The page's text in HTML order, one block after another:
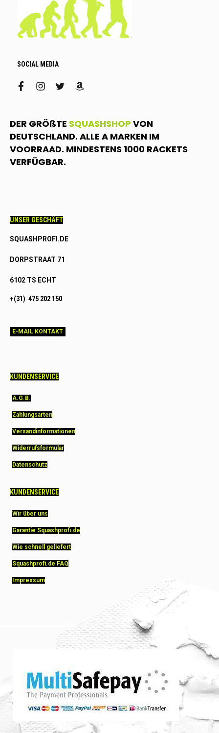
SOCIAL MEDIA
facebookinstagram
twitteramazon
DER GRÖßTE SQUASHSHOP VON
DEUTSCHLAND. ALLE A MARKEN IM
VOORRAAD. MINDESTENS 1000 RACKETS
VERFÜGBAR.
UNSER GESCHÄFT
SQUASHPROFI.DE
DORPSTRAAT 71
6102 TS ECHT
+(31) 475 202 150
E-MAIL KONTAKT
KUNDENSERVICE
A.G.B.
Zahlungsarten
Versandinformationen
Widerrufsformular
Datenschutz
KUNDENSERVICE
Wir über uns
Garantie Squashprofi.de
Wie schnell geliefert
Squashprofi.de FAQ
Impressum